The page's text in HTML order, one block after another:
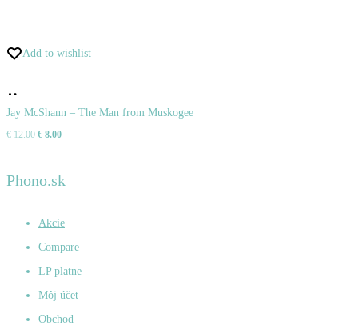
Add to wishlist
do
košíka
Jay McShann – The Man from Muskogee
€12.00 Pôvodná
€ 8.00Aktuálna
Phono.sk
Akcie
Compare
LP platne
Môj účet
Obchod